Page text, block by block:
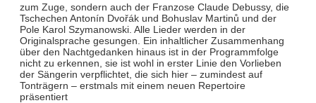
zum Zuge, sondern auch der Franzose Claude Debussy, die
Tschechen Antonín Dvořák und Bohuslav Martinů und der
Pole Karol Szymanowski. Alle Lieder werden in der
Originalsprache gesungen. Ein inhaltlicher Zusammenhang
über den Nachtgedanken hinaus ist in der Programmfolge
nicht zu erkennen, sie ist wohl in erster Linie den Vorlieben
der Sängerin verpflichtet, die sich hier – zumindest auf
Tonträgern – erstmals mit einem neuen Repertoire
präsentiert